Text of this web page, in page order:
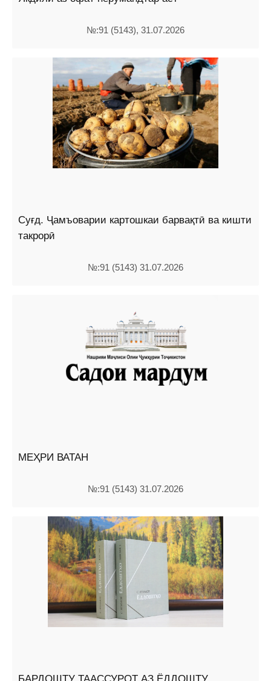
№:91 (5143), 31.07.2026
Суғд. Ҷамъоварии картошкаи барвақтӣ ва кишти
такрорӣ
№:91 (5143) 31.07.2026
МЕҲРИ ВАТАН
№:91 (5143) 31.07.2026
БАРДОШТУ ТААССУРОТ АЗ ЁДДОШТУ